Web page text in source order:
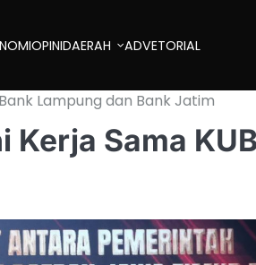
OPINIDAERAH ADVETORIAL
Lampung dan Bank Jatim
Kerja Sama